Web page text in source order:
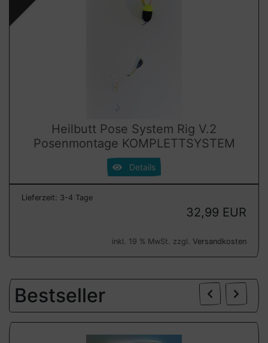
Heilbutt Pose System Rig V.2
Posenmontage KOMPLETTSYSTEM
Details
Lieferzeit: 3-4 Tage
32,99 EUR
inkl. 19 % MwSt. zzgl. Versandkosten
Bestseller